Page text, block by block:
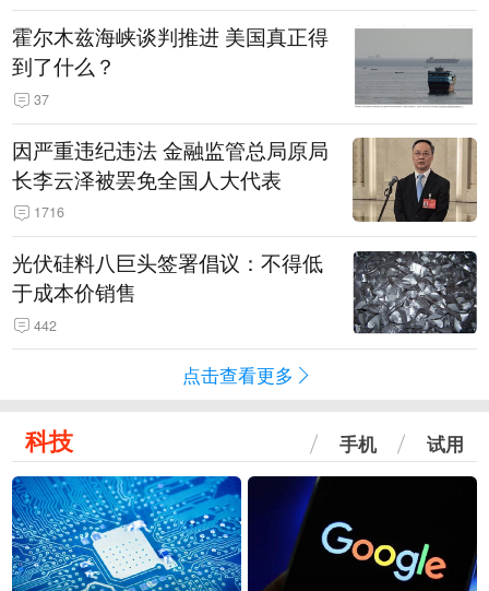
霍尔木兹海峡谈判推进 美国真正得
到了什么？
37
因严重违纪违法 金融监管总局原局
长李云泽被罢免全国人大代表
1716
光伏硅料八巨头签署倡议：不得低
于成本价销售
442
点击查看更多
科技 手机 试用